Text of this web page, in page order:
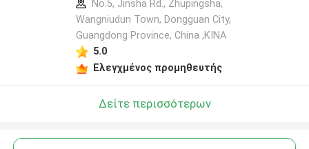
No.5, Jinsha Rd., Zhupingsha,
Wangniudun Town, Dongguan City,
Guangdong Province, China ,ΚΙΝΑ
5.0
Ελεγχμένος προμηθευτής
Δείτε περισσότερων